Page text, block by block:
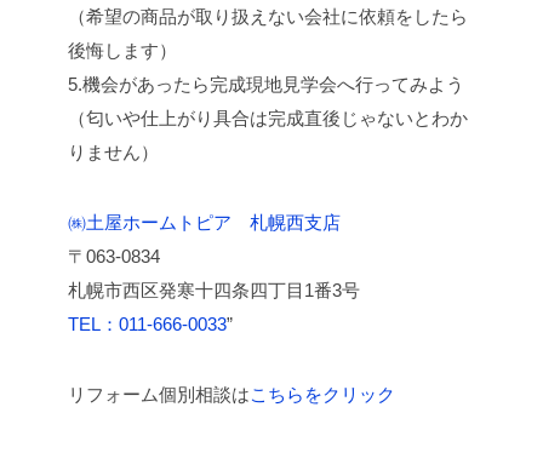
（希望の商品が取り扱えない会社に依頼をしたら
後悔します）
5.機会があったら完成現地見学会へ行ってみよう
（匂いや仕上がり具合は完成直後じゃないとわか
りません）
㈱土屋ホームトピア 札幌西支店
〒 063-0834
札幌市西区発寒十四条四丁目 1番3号
TEL：011-666-0033”
リフォーム個別相談はこちらをクリック